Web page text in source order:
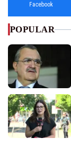
Facebook
POPULAR